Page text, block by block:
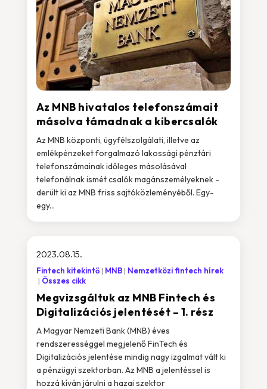
Az MNB hivatalos telefonszámait
másolva támadnak a kibercsalók
Az MNB központi, ügyfélszolgálati, illetve az
emlékpénzeket forgalmazó lakossági pénztári
telefonszámainak időleges másolásával
telefonálnak ismét csalók magánszemélyeknek -
derült ki az MNB friss sajtóközleményéből. Egy-
egy...
Megvizsgáltuk az MNB Fintech és
Digitalizációs jelentését – 1. rész
2023.08.15.
Fintech kitekintő MNB
Nemzetközi fintech hírek
Összes cikk
A Magyar Nemzeti Bank (MNB) éves
rendszerességgel megjelenő FinTech és
Digitalizációs jelentése mindig nagy izgalmat vált ki
a pénzügyi szektorban. Az MNB a jelentéssel is
hozzá kíván járulni a hazai szektor